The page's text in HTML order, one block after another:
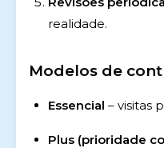
realidade.
Modelos de
Essencial – visitas
Plus (prioridade